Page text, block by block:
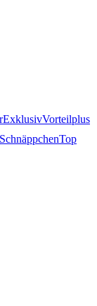
ExklusivVorteilplus
SchnäppchenTop